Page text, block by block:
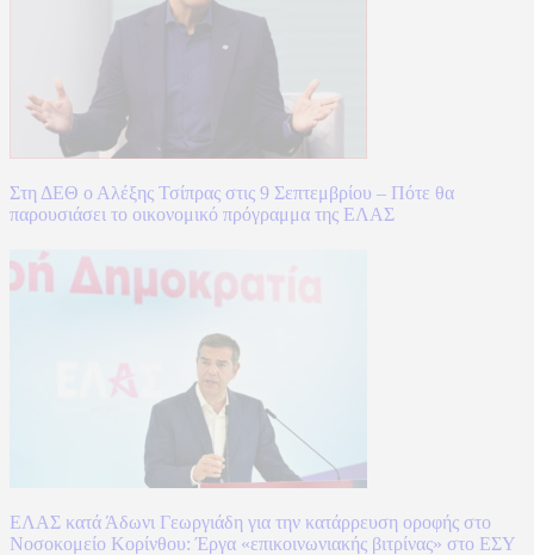
Στη ΔΕΘ ο Αλέξης Τσίπρας στις 9 Σεπτεμβρίου – Πότε θα
παρουσιάσει το οικονομικό πρόγραμμα της ΕΛΑΣ
ΕΛΑΣ κατά Άδωνι Γεωργιάδη για την κατάρρευση οροφής στο
Νοσοκομείο Κορίνθου: Έργα «επικοινωνιακής βιτρίνας» στο ΕΣΥ